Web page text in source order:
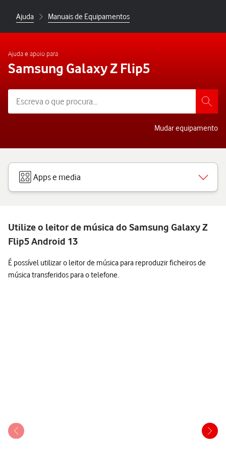
Ajuda Manuais de Equipamentos
Ajuda e apoio para
Samsung Galaxy Z Flip5
Mudar equipamento
Apps e media
Utilize o leitor de música do Samsung Galaxy Z
Flip5 Android 13
É possível utilizar o leitor de música para reproduzir ficheiros de
música transferidos para o telefone.